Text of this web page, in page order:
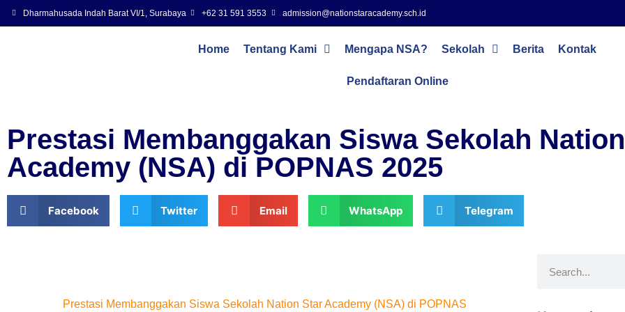
Dharmahusada Indah Barat VI/1, Surabaya +62 31 591 3553 admission@nationstaracademy.sch.id
Home Tentang Kami Mengapa NSA? Sekolah Berita Kontak
Pendaftaran Online
Prestasi Membanggakan Siswa Sekolah
Academy (NSA) di POPNAS 2025
Facebook Twitter Email WhatsApp Telegram
Prestasi Membanggakan Siswa Sekolah Nation Star Academy (NSA) di POPNAS